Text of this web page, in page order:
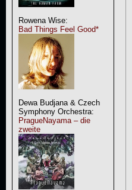
Rowena Wise:
Bad Things Feel Good*
Dewa Budjana & Czech
Symphony Orchestra:
PragueNayama – die
zweite